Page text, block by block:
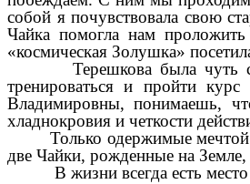
собой я почувствовала свою
Чайка помогла нам
«космическая Золушка»
Терешкова была чуть
тренироваться и пройти
Владимировны, понимаешь,
хладнокровия и четкости
Только одержимые
две Чайки, рожденные на Земле,
В жизни всегда есть